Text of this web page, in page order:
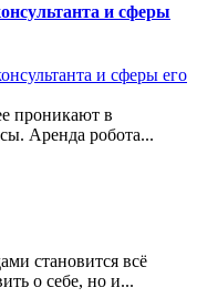
и сферы
проникают в
Аренда робота...
становится всё
о себе, но и...